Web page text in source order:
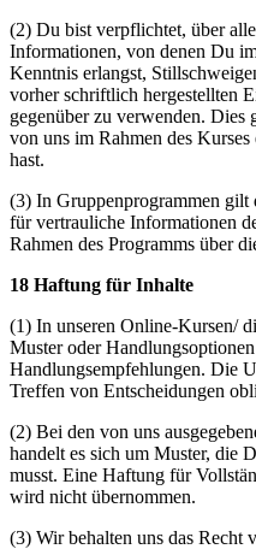
(2) Du bist verpflichtet, über
Informationen, von denen Du
Kenntnis erlangst,
vorher schriftlich hergestellten
gegenüber zu verwenden.
von uns im Rahmen des
hast.
(3) In Gruppenprogrammen gilt
für vertrauliche Informationen
Rahmen des Programms über
18 Haftung für Inhalte
(1) In unseren Online-Kursen/
Muster oder
Handlungsempfehlungen. Die
Treffen von Entscheidungen
(2) Bei den von uns
handelt es sich um Muster, die
musst. Eine Haftung für
wird nicht übernommen.
(3) Wir behalten uns das Recht